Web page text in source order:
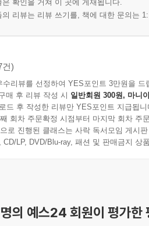
은 확인을 거쳐 이 곳에 게재됩니다.
의 리뷰는 리뷰 쓰기를, 책에 대한 문의는
건)
수리뷰를 선정하여 YES포인트 3만원을 드
매 후 리뷰 작성 시 일반회원 300원, 마니
드 후 작성한 리뷰만 YES포인트 지급됩니
회차 주문확정 시점부터 마지막 회차 주
로 진행된 클래스는 사락 독서모임 게시
CD/LP, DVD/Blu-ray, 패션 및 판매금지 상
명의 예스24 회원이 평가한